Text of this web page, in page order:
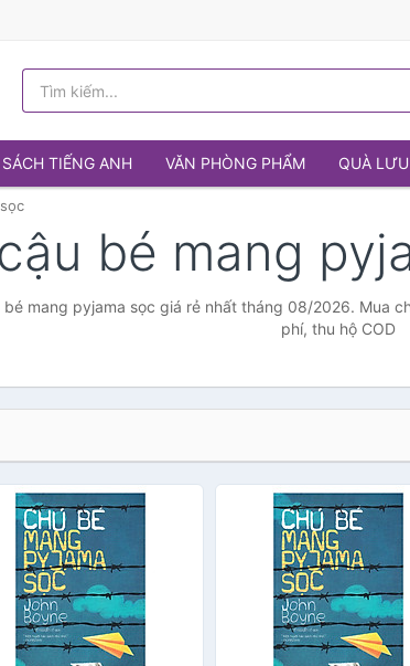
SÁCH TIẾNG ANH VĂN PHÒNG PHẨM QUÀ
bé mang
bé mang pyjama sọc giá rẻ nhất tháng 08/2026. Mua
phí, thu hộ COD